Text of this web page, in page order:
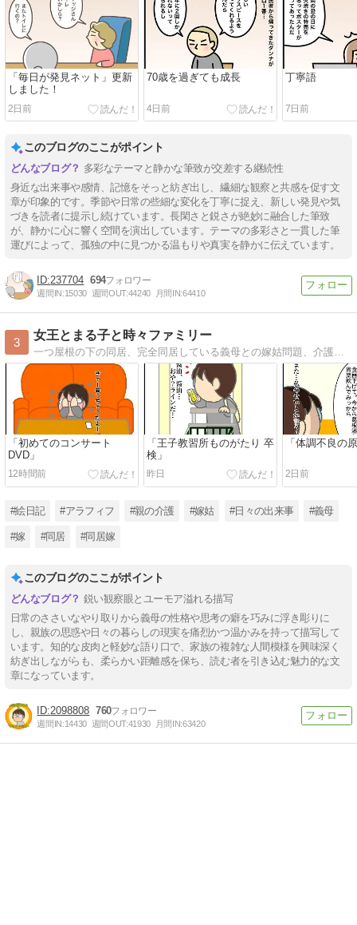
「毎日が発見ネット」更新
しました！
2日前
70歳を過ぎても成長
4日前
丁寧語
7日前
このブログのここがポイント
多彩なテーマと静かな筆致が交差する継続性
身近な出来事や感情、記憶をそっと紡ぎ出し、繊細な観察と共感を促す文
章が印象的です。季節や日常の些細な変化を丁寧に捉え、新しい発見や気
づきを読者に提示し続けています。長閑さと鋭さが絶妙に融合した筆致
が、静かに心に響く空間を演出しています。テーマの多彩さと一貫した筆
運びによって、孤独の中に見つかる温もりや真実を静かに伝えています。
237704 694
週間IN:15030 週間OUT:44240 月間IN:64410
3
女王とまる子と時々ファミリー
一つ屋根の下の同居、完全同居している義母との嫁姑問題、介護に対する嫁の愚痴メインのブログです。
「初めてのコンサート
DVD」
12時間前
「王子教習所ものがたり 卒
検」
昨日
「体調不良の
2日前
#絵日記 #アラフィフ #親の介護 #嫁姑 #日々の出来事 #義母
#嫁 #同居 #同居嫁
このブログのここがポイント
鋭い観察眼とユーモア溢れる描写
日常のささいなやり取りから義母の性格や思考の癖を巧みに浮き彫りに
し、親族の思惑や日々の暮らしの現実を痛烈かつ温かみを持って描写して
います。知的な皮肉と軽妙な語り口で、家族の複雑な人間模様を興味深く
紡ぎ出しながらも、柔らかい距離感を保ち、読む者を引き込む魅力的な文
章になっています。
2098808 760
週間IN:14430 週間OUT:41930 月間IN:63420